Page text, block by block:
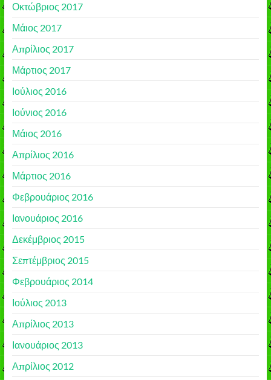
Οκτώβριος 2017
Μάιος 2017
Απρίλιος 2017
Μάρτιος 2017
Ιούλιος 2016
Ιούνιος 2016
Μάιος 2016
Απρίλιος 2016
Μάρτιος 2016
Φεβρουάριος 2016
Ιανουάριος 2016
Δεκέμβριος 2015
Σεπτέμβριος 2015
Φεβρουάριος 2014
Ιούλιος 2013
Απρίλιος 2013
Ιανουάριος 2013
Απρίλιος 2012